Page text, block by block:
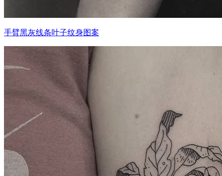
手臂黑灰线条叶子纹身图案